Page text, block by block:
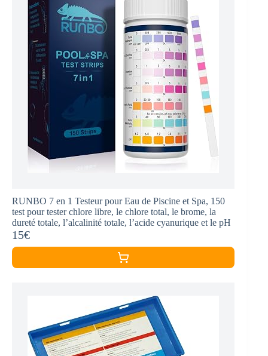
RUNBO 7 en 1 Testeur pour Eau de Piscine et Spa, 150
test pour tester chlore libre, le chlore total, le brome, la
dureté totale, l’alcalinité totale, l’acide cyanurique et le pH
15€